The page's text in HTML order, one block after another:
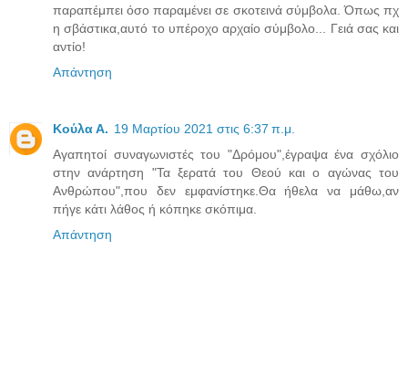
παραπέμπει όσο παραμένει σε σκοτεινά σύμβολα. Όπως πχ
η σβάστικα,αυτό το υπέροχο αρχαίο σύμβολο... Γειά σας και
αντίο!
Απάντηση
Κούλα Α. 19 Μαρτίου 2021 στις 6:37 π.μ.
Αγαπητοί συναγωνιστές του "Δρόμου",έγραψα ένα σχόλιο
στην ανάρτηση "Τα ξερατά του Θεού και ο αγώνας του
Ανθρώπου",που δεν εμφανίστηκε.Θα ήθελα να μάθω,αν
πήγε κάτι λάθος ή κόπηκε σκόπιμα.
Απάντηση